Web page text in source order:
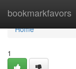
bookmarkfavors
Home
Home
1